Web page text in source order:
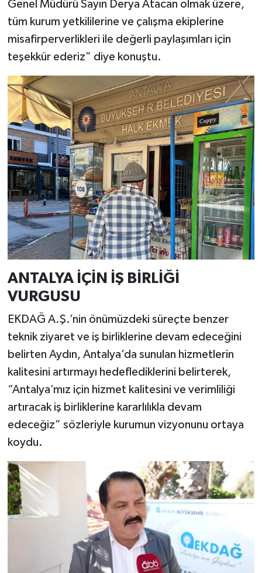
Genel Müdürü Sayın Derya Atacan olmak üzere,
tüm kurum yetkililerine ve çalışma ekiplerine
misafirperverlikleri ile değerli paylaşımları için
teşekkür ederiz” diye konuştu.
ANTALYA İÇİN İŞ BİRLİĞİ
VURGUSU
EKDAĞ A.Ş.’nin önümüzdeki süreçte benzer
teknik ziyaret ve iş birliklerine devam edeceğini
belirten Aydın, Antalya’da sunulan hizmetlerin
kalitesini artırmayı hedeflediklerini belirterek,
“Antalya’mız için hizmet kalitesini ve verimliliği
artıracak iş birliklerine kararlılıkla devam
edeceğiz” sözleriyle kurumun vizyonunu ortaya
koydu.